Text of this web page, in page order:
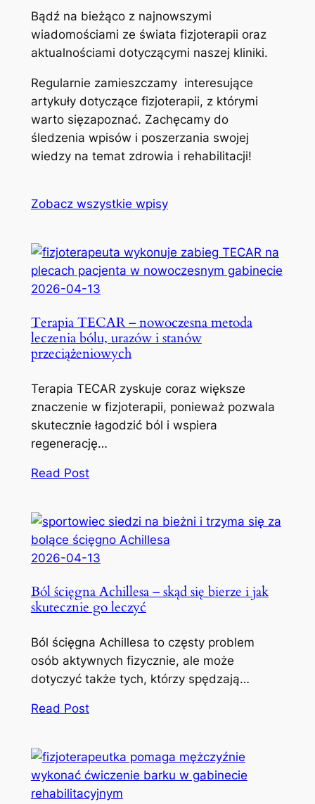
Bądź na bieżąco z najnowszymi
wiadomościami ze świata fizjoterapii oraz
aktualnościami dotyczącymi naszej kliniki.
Regularnie zamieszczamy interesujące
artykuły dotyczące fizjoterapii, z którymi
warto sięzapoznać. Zachęcamy do
śledzenia wpisów i poszerzania swojej
wiedzy na temat zdrowia i rehabilitacji!
Zobacz wszystkie wpisy
2026-04-13
Terapia TECAR – nowoczesna metoda
leczenia bólu, urazów i stanów
przeciążeniowych
Terapia TECAR zyskuje coraz większe
znaczenie w fizjoterapii, ponieważ pozwala
skutecznie łagodzić ból i wspiera
regenerację…
Read Post
2026-04-13
Ból ścięgna Achillesa – skąd się bierze i jak
skutecznie go leczyć
Ból ścięgna Achillesa to częsty problem
osób aktywnych fizycznie, ale może
dotyczyć także tych, którzy spędzają…
Read Post